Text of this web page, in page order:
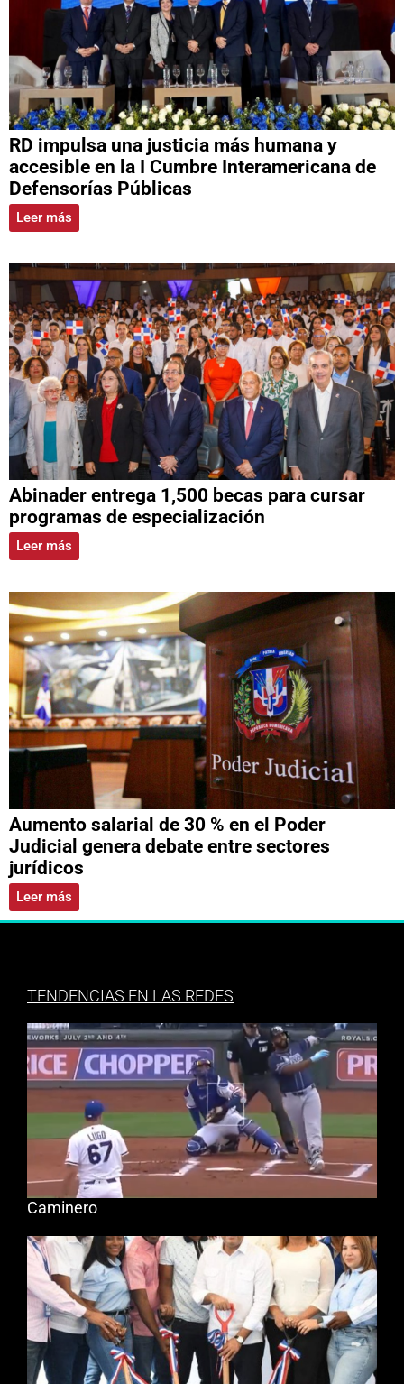
RD impulsa una justicia más humana y
accesible en la I Cumbre Interamericana de
Defensorías Públicas
Leer más
Abinader entrega 1,500 becas para cursar
programas de especialización
Leer más
Aumento salarial de 30 % en el Poder
Judicial genera debate entre sectores
jurídicos
Leer más
TENDENCIAS EN LAS REDES
Caminero